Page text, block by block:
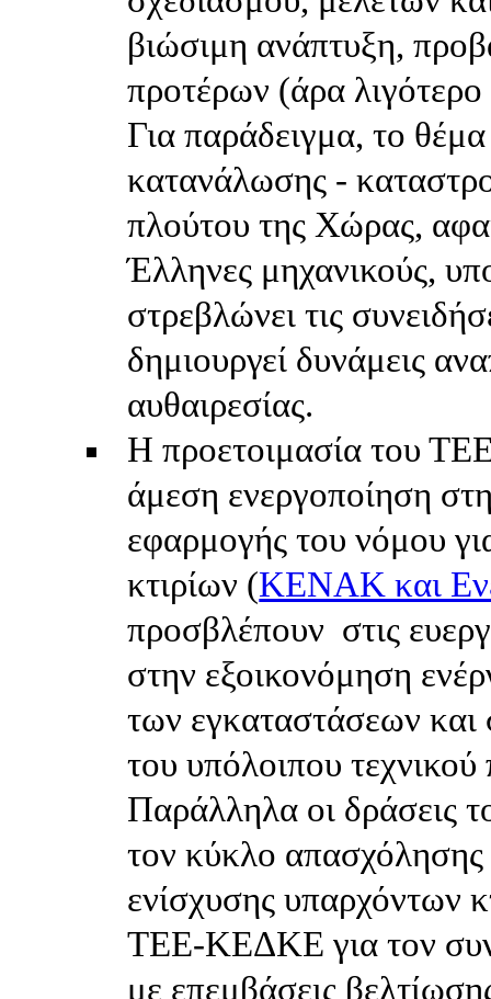
βιώσιμη ανάπτυξη,
προτέρων (άρα
Για παράδειγμα, το
κατανάλωσης -
πλούτου της Χώρας,
Έλληνες μηχανικούς,
στρεβλώνει τις
δημιουργεί δυνάμεις
αυθαιρεσίας.
Η προετοιμασία του
άμεση ενεργοποίηση
εφαρμογής του νόμου
κτιρίων (ΚΕΝΑΚ και
προσβλέπουν στις
στην εξοικονόμηση
των εγκαταστάσεων
του υπόλοιπου
Παράλληλα οι δράσεις
τον κύκλο απασχόλησης
ενίσχυσης υπαρχόντων
ΤΕΕ-ΚΕΔΚΕ για τον
με επεμβάσεις